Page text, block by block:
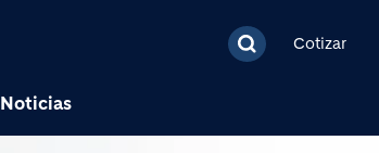
Cotizar
Noticias